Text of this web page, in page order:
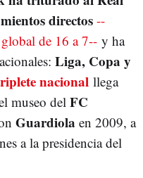
directos --
de 16 a 7-- y ha
Liga, Copa y
nacional llega
museo del FC
Guardiola en 2009, a
a la presidencia del